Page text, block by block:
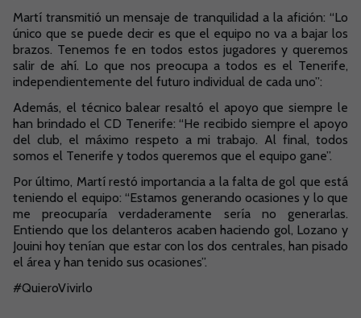
Martí transmitió un mensaje de tranquilidad a la afición: “Lo
único que se puede decir es que el equipo no va a bajar los
brazos. Tenemos fe en todos estos jugadores y queremos
salir de ahí. Lo que nos preocupa a todos es el Tenerife,
independientemente del futuro individual de cada uno”:
Además, el técnico balear resaltó el apoyo que siempre le
han brindado el CD Tenerife: “He recibido siempre el apoyo
del club, el máximo respeto a mi trabajo. Al final, todos
somos el Tenerife y todos queremos que el equipo gane”.
Por último, Martí restó importancia a la falta de gol que está
teniendo el equipo: “Estamos generando ocasiones y lo que
me preocuparía verdaderamente sería no generarlas.
Entiendo que los delanteros acaben haciendo gol, Lozano y
Jouini hoy tenían que estar con los dos centrales, han pisado
el área y han tenido sus ocasiones”.
#QuieroVivirlo